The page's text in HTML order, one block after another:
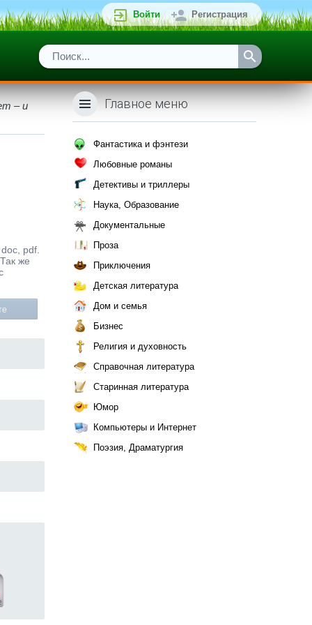
Войти Регистрация
– и
pdf.
же
Главное меню
Фантастика и фэнтези
Любовные романы
Детективы и триллеры
Наука, Образование
Документальные
Проза
Приключения
Детская литература
Дом и семья
Бизнес
Религия и духовность
Справочная литература
Старинная литература
Юмор
Компьютеры и Интернет
Поэзия, Драматургия